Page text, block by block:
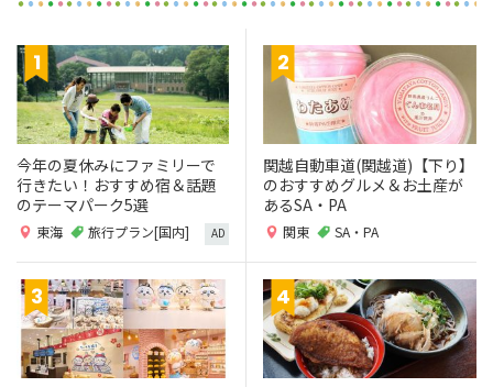
今年の夏休みにファミリーで
行きたい！おすすめ宿＆話題
のテーマパーク5選
東海 旅行プラン[国内] AD
関越自動車道(関越道)【下り】
のおすすめグルメ＆お土産が
あるSA・PA
関東 SA・PA